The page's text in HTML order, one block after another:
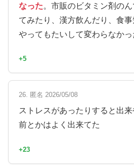
なった。市販のビタミン剤の
てみたり、漢方飲んだり、食
やってもたいして変わらなかっ
+5
26. 匿名 2026/05/08
ストレスがあったりすると出
前とかはよく出来てた
+23